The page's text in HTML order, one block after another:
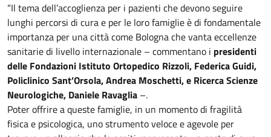
“Il tema dell’accoglienza per i pazienti che devono seguire
lunghi percorsi di cura e per le loro famiglie è di fondamentale
importanza per una città come Bologna che vanta eccellenze
sanitarie di livello internazionale – commentano i presidenti
delle Fondazioni Istituto Ortopedico Rizzoli, Federica Guidi,
Policlinico Sant’Orsola, Andrea Moschetti, e Ricerca Scienze
Neurologiche, Daniele Ravaglia –.
Poter offrire a queste famiglie, in un momento di fragilità
fisica e psicologica, uno strumento veloce e agevole per